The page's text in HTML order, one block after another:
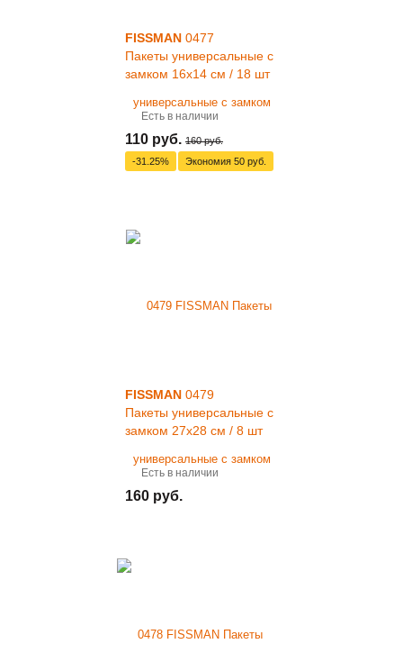
FISSMAN 0477
Пакеты универсальные с
замком 16x14 см / 18 шт
Есть в наличии
110 руб. 160 руб.
-31.25%
Экономия 50 руб.
FISSMAN 0479
Пакеты универсальные с
замком 27x28 см / 8 шт
Есть в наличии
160 руб.